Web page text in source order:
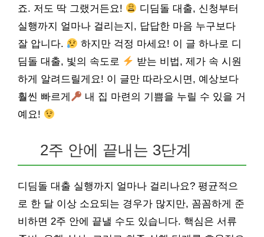
죠. 저도 딱 그랬거든요!
디딤돌 대출, 신청부터
실행까지 얼마나 걸리는지, 답답한 마음 누구보다
잘 압니다.
하지만 걱정 마세요! 이 글 하나로 디
딤돌 대출, 빛의 속도로
받는 비법, 제가 속 시원
하게 알려드릴게요! 이 글만 따라오시면, 예상보다
훨씬 빠르게
내 집 마련의 기쁨을 누릴 수 있을 거
예요!
2주 안에 끝내는 3단계
디딤돌 대출 실행까지 얼마나 걸리나요? 평균적으
로 한 달 이상 소요되는 경우가 많지만, 꼼꼼하게 준
비하면 2주 안에 끝낼 수도 있습니다. 핵심은 서류